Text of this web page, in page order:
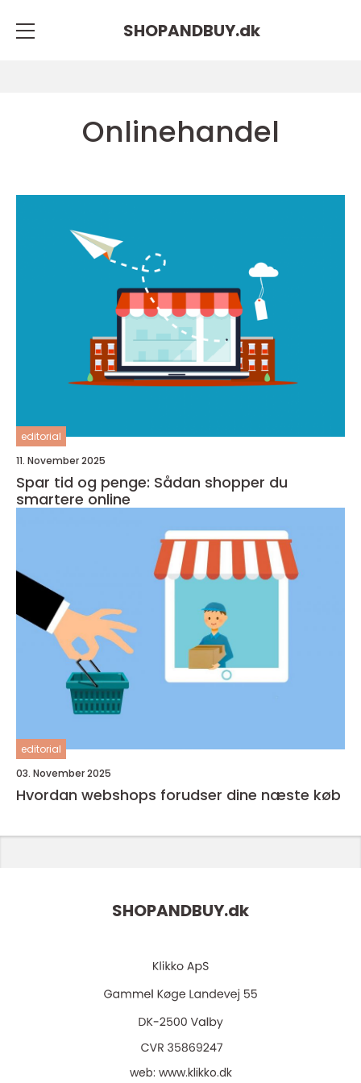
SHOPANDBUY.dk
Onlinehandel
editorial
11. November 2025
Spar tid og penge: Sådan shopper du
smartere online
editorial
03. November 2025
Hvordan webshops forudser dine næste køb
SHOPANDBUY.dk
web: www.klikko.dk